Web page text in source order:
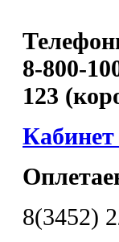
8-800-
123
8(3452)